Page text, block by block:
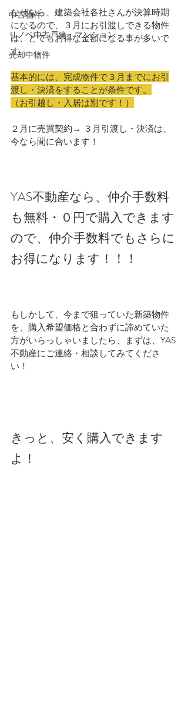
中古物件
リノベ中古戸建・マンション
売却中物件
なぜなら、建築会社各社さんが決算時期
になるので、３月にお引渡しできる物件
は、とてもお得な金額になる事が多いで
す。
基本的には、完成物件で３月までにお引
渡し・決済をすることが条件です。
（お引越し・入居は別です！）
２月に売買契約→ ３月引渡し・決済は、
今なら間に合います！
YAS不動産なら、仲介手数料
も無料・０円で購入できます
ので、仲介手数料でもさらに
お得になります！！！
もしかして、今まで狙っていた新築物件
を、購入希望価格と合わずに諦めていた
方がいらっしゃいましたら、まずは、YAS
不動産にご連絡・相談してみてくださ
い！
きっと、安く購入できます
よ！